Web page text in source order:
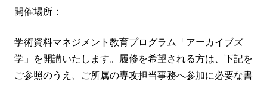
開催場所：
学術資料マネジメント教育プログラム「アーカイブズ
学」を開講いたします。履修を希望される方は、下記を
ご参照のうえ、ご所属の専攻担当事務へ参加に必要な書